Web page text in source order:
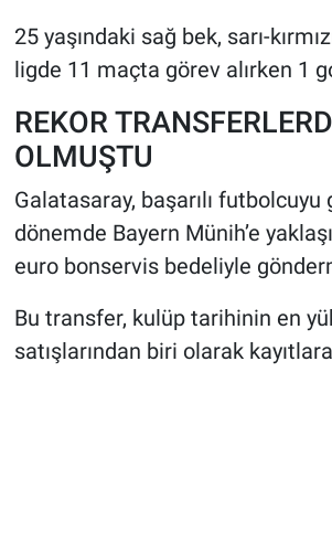
25 yaşındaki sağ bek, sarı-
ligde 11 maçta görev alırken 1
REKOR
OLMUŞTU
Galatasaray, başarılı
dönemde Bayern Münih’e
euro bonservis bedeliyle
Bu transfer, kulüp tarihinin en
satışlarından biri olarak